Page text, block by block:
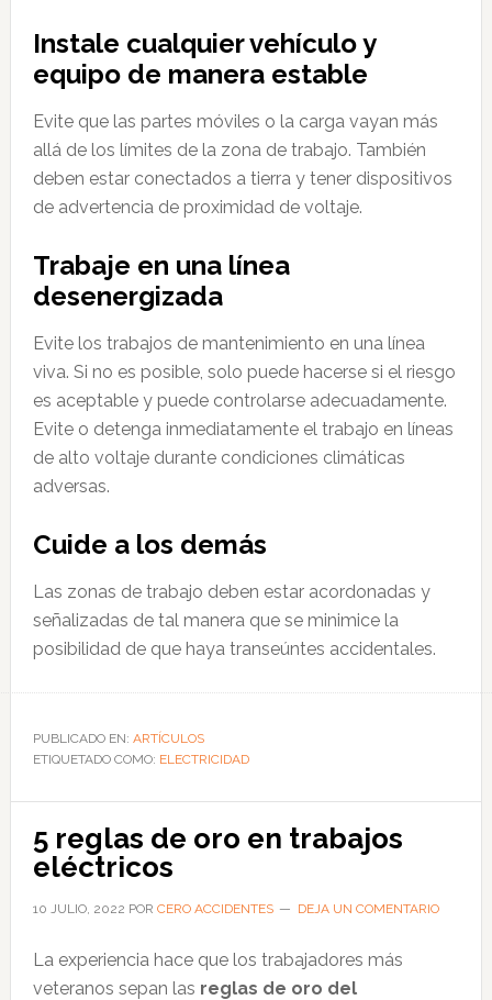
Instale cualquier vehículo y
equipo de manera estable
Evite que las partes móviles o la carga vayan más
allá de los límites de la zona de trabajo. También
deben estar conectados a tierra y tener dispositivos
de advertencia de proximidad de voltaje.
Trabaje en una línea
desenergizada
Evite los trabajos de mantenimiento en una línea
viva. Si no es posible, solo puede hacerse si el riesgo
es aceptable y puede controlarse adecuadamente.
Evite o detenga inmediatamente el trabajo en líneas
de alto voltaje durante condiciones climáticas
adversas.
Cuide a los demás
Las zonas de trabajo deben estar acordonadas y
señalizadas de tal manera que se minimice la
posibilidad de que haya transeúntes accidentales.
PUBLICADO EN: ARTÍCULOS
ETIQUETADO COMO: ELECTRICIDAD
5 reglas de oro en trabajos
eléctricos
10 JULIO, 2022 POR CERO ACCIDENTES DEJA UN COMENTARIO
La experiencia hace que los trabajadores más
veteranos sepan las reglas de oro del